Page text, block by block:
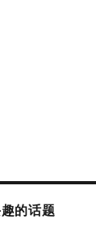
的话题